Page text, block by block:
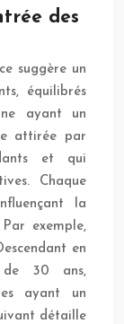
des
suggère un
équilibrés
ayant un
attirée par
et qui
Chaque
la
exemple,
en
de 30 ans,
ayant un
détaille